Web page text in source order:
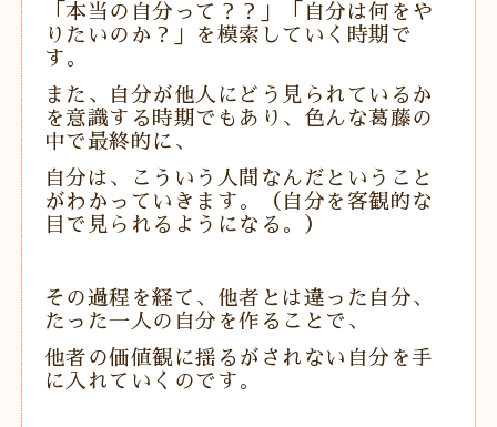
「本当の自分って？？」「自分は何をや
りたいのか？」を模索していく時期で
す。
また、自分が他人にどう見られているか
を意識する時期でもあり、色んな葛藤の
中で最終的に、
自分は、こういう人間なんだということ
がわかっていきます。（自分を客観的な
目で見られるようになる。）
その過程を経て、他者とは違った自分、
たった一人の自分を作ることで、
他者の価値観に揺るがされない自分を手
に入れていくのです。